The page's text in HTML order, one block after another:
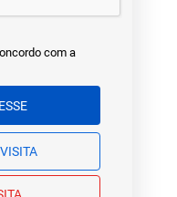
com a
VISITA